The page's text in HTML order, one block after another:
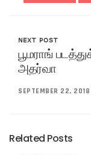
NEXT POST
பூமராங்
அதர்வா
SEPTEMBER 22, 2018
Related Posts